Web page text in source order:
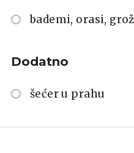
bademi, orasi,
Dodatno
šećer u prahu